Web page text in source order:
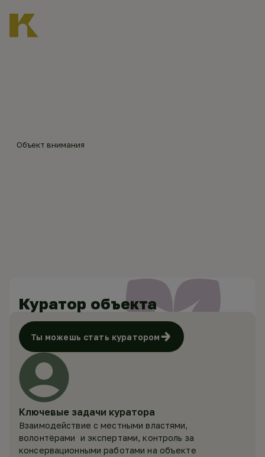
soborОбъект внимания
Куратор объекта
Ты можешь стать куратором
Ключевые задачи куратора
Взаимодействие с местными властями,
волонтёрами и экспертами, контроль за
консервационными работами на объекте